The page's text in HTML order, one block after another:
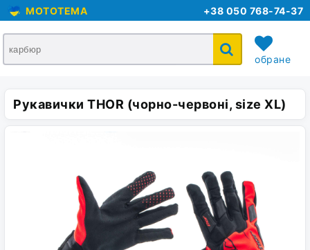
MOTOTEMA +38 050 768-74-37
обране
кошик
Рукавички THOR (чорно-червоні, size XL)